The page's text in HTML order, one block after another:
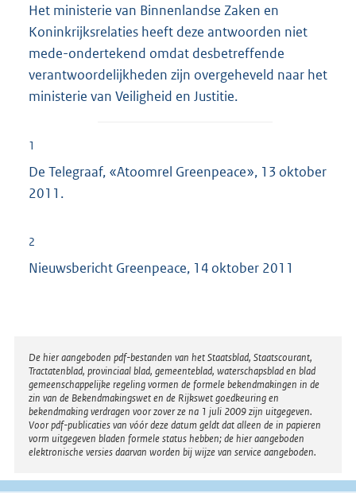
Het ministerie van Binnenlandse Zaken en
Koninkrijksrelaties heeft deze antwoorden niet
mede-ondertekend omdat desbetreffende
verantwoordelijkheden zijn overgeheveld naar het
ministerie van Veiligheid en Justitie.
1
De Telegraaf, «Atoomrel Greenpeace», 13 oktober
2011.
2
Nieuwsbericht Greenpeace, 14 oktober 2011
Disclaimer
De hier aangeboden pdf-bestanden van het Staatsblad, Staatscourant,
Tractatenblad, provinciaal blad, gemeenteblad, waterschapsblad en blad
gemeenschappelijke regeling vormen de formele bekendmakingen in de
zin van de Bekendmakingswet en de Rijkswet goedkeuring en
bekendmaking verdragen voor zover ze na 1 juli 2009 zijn uitgegeven.
Voor pdf-publicaties van vóór deze datum geldt dat alleen de in papieren
vorm uitgegeven bladen formele status hebben; de hier aangeboden
elektronische versies daarvan worden bij wijze van service aangeboden.